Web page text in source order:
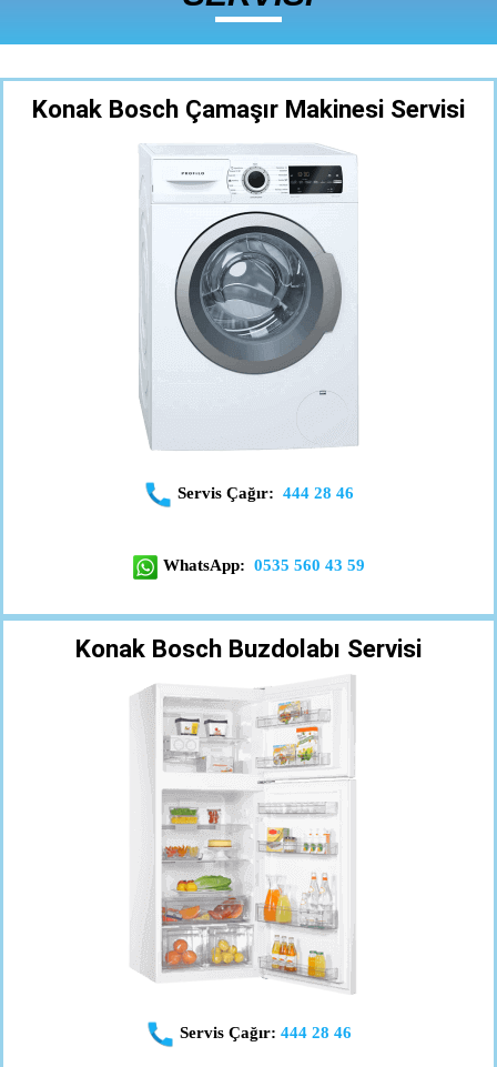
Konak Bosch Çamaşır Makinesi Servisi
Servis Çağır: 444 28 46
WhatsApp: 0535 560 43 59
Konak Bosch Buzdolabı Servisi
Servis Çağır: 444 28 46